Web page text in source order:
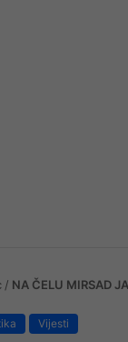
/ NA ČELU MIRSAD
Vijesti